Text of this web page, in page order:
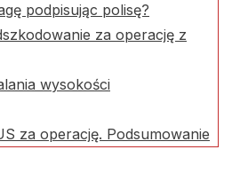
podpisując polisę?
za operację z
wysokości
za operację. Podsumowanie